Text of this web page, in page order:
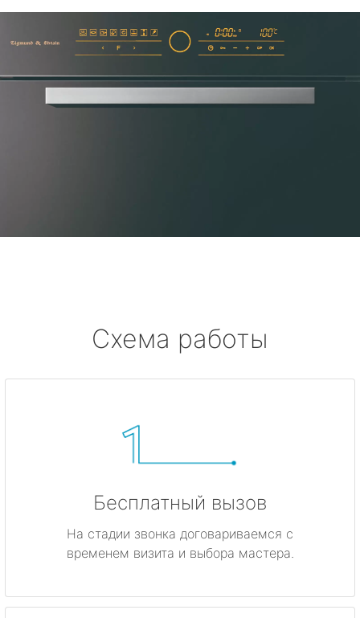
Схема работы
Бесплатный вызов
На стадии звонка договариваемся с
временем визита и выбора мастера.